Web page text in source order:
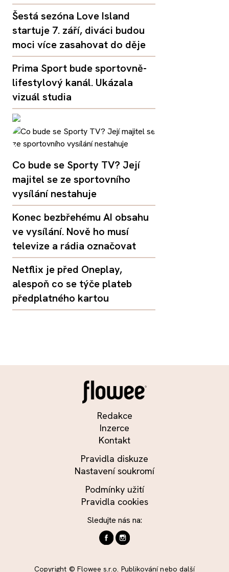
Šestá sezóna Love Island
startuje 7. září, diváci budou
moci více zasahovat do děje
Prima Sport bude sportovně-
lifestylový kanál. Ukázala
vizuál studia
Co bude se Sporty TV? Její
majitel se ze sportovního
vysílání nestahuje
Konec bezbřehému AI obsahu
ve vysílání. Nově ho musí
televize a rádia označovat
Netflix je před Oneplay,
alespoň co se týče plateb
předplatného kartou
Redakce
Inzerce
Kontakt
Pravidla diskuze
Nastavení soukromí
Podmínky užití
Pravidla cookies
Sledujte nás na:
Copyright © Flowee s.r.o. Publikování nebo další